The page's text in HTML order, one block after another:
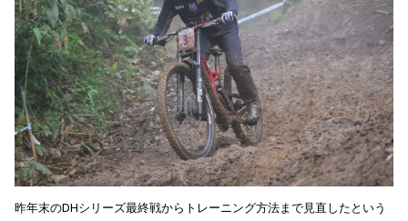
昨年末のDHシリーズ最終戦からトレーニング方法まで見直したという